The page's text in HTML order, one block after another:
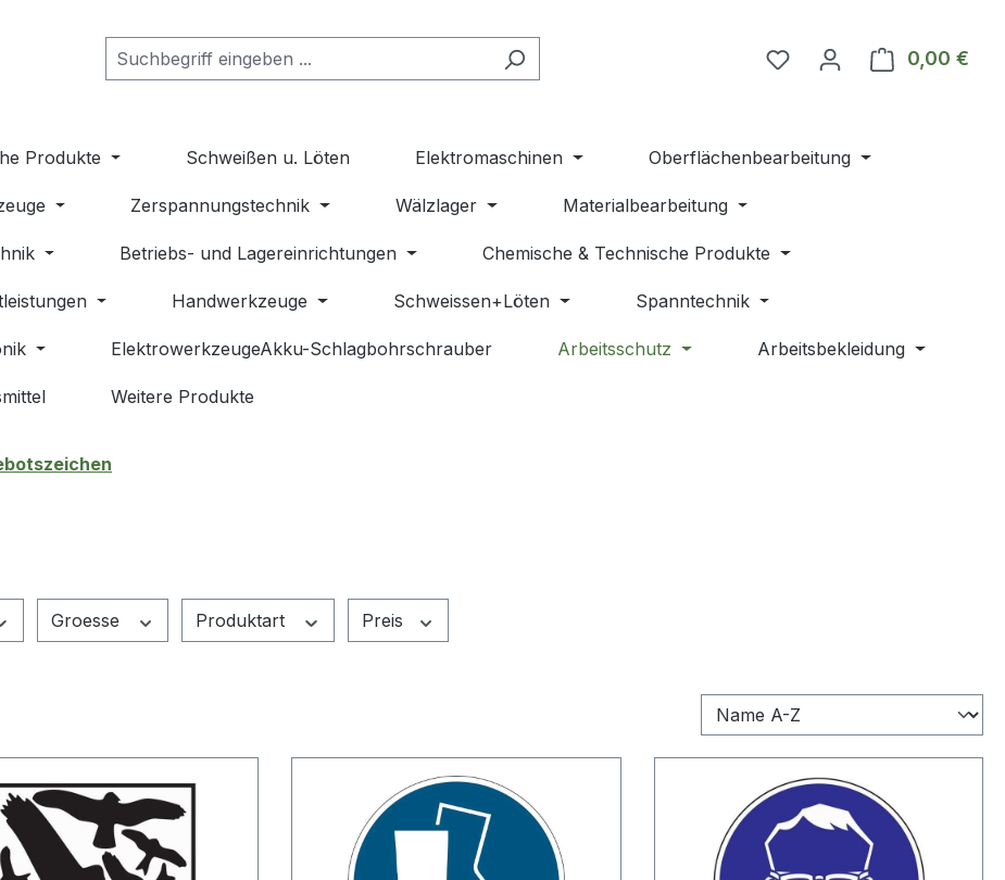
Du hast 0 Produkte auf
0,00 €
Produkte Schweißen u. Löten Elektromaschinen Oberflächenbearbeitung
Zerspannungstechnik Wälzlager Materialbearbeitung
Betriebs- und Lagereinrichtungen Chemische & Technische Produkte
Handwerkzeuge Schweissen+Löten Spanntechnik
ElektrowerkzeugeAkku-Schlagbohrschrauber Arbeitsschutz Arbeitsbekleidung
Weitere Produkte
Groesse Produktart Preis